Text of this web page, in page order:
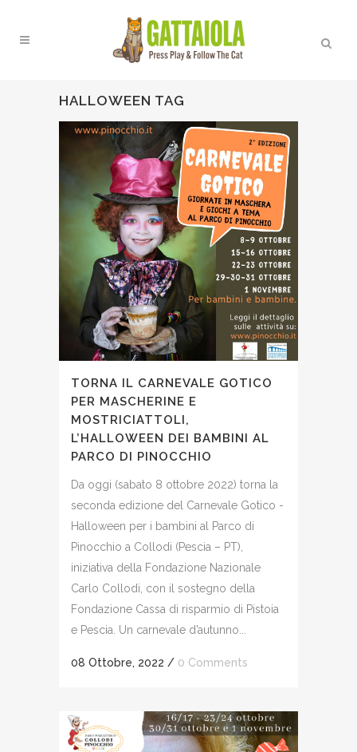
HALLOWEEN TAG
TORNA IL CARNEVALE GOTICO
PER MASCHERINE E
MOSTRICIATTOLI,
L’HALLOWEEN DEI BAMBINI AL
PARCO DI PINOCCHIO
Da oggi (sabato 8 ottobre 2022) torna la
seconda edizione del Carnevale Gotico -
Halloween per i bambini al Parco di
Pinocchio a Collodi (Pescia – PT),
iniziativa della Fondazione Nazionale
Carlo Collodi, con il sostegno della
Fondazione Cassa di risparmio di Pistoia
e Pescia. Un carnevale d’autunno...
08 Ottobre, 2022 / 0 Comments